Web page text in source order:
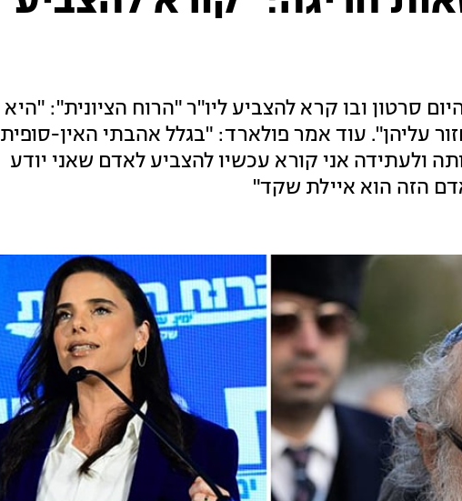
סרטון ובו קרא להצביע ליו"ר "הרוח הציונית": "היא
עליהן". עוד אמר פולארד: "בגלל אהבתי האין-סופית
ולעתידה אני קורא עכשיו להצביע לאדם שאני יודע
הזה הוא איילת שקד"